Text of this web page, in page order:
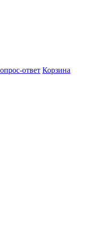
ответ Корзина